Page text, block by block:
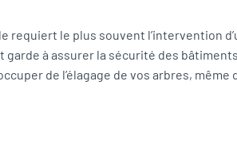
requiert le plus souvent l’intervention
garde à assurer la sécurité des
de l’élagage de vos arbres,